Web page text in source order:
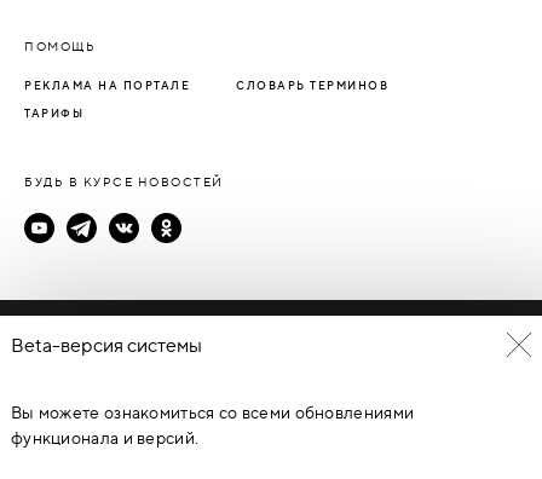
ПОМОЩЬ
РЕКЛАМА НА ПОРТАЛЕ СЛОВАРЬ ТЕРМИНОВ
ТАРИФЫ
БУДЬ В КУРСЕ НОВОСТЕЙ
Политика конфиденциальности
© Каталог дверей - DverProf, 2021-2026Материалы сайта
являются объектами авторского права. Запрещается
копирование, распространение, любое использование
Beta-версия системы
Вы можете ознакомиться со всеми обновлениями
функционала и версий.